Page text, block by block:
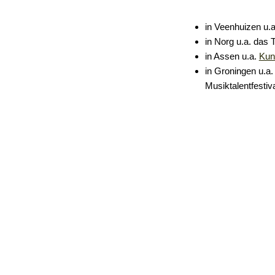
in Veenhuizen
in Norg u.a. das
in Assen u.a.
in Groningen